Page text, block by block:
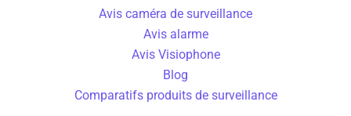
Avis caméra de surveillance
Avis alarme
Avis Visiophone
Blog
Comparatifs produits de surveillance